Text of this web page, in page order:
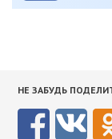
НЕ ЗАБУДЬ